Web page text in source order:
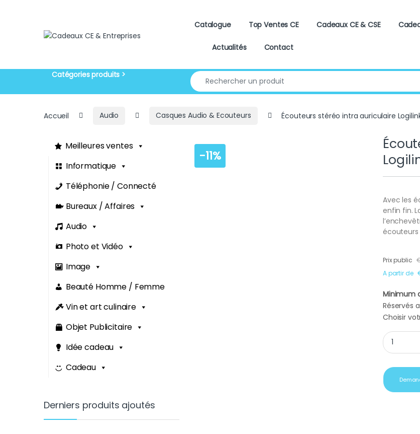
Catalogue
Top Ventes CE Cadeaux CE & CSE
Actualités Contact
Search for:
Accueil Audio Casques Audio & Ecouteurs Écouteurs stéréo intra auriculaire
-11%
Avec les
enfin fin.
écouteurs
Prix public
A partir de
Minimum
Réservés
Choisir
Meilleures ventes
Informatique
Téléphonie / Connecté
Bureaux / Affaires
Audio
Photo et Vidéo
Image
Beauté Homme / Femme
Vin et art culinaire
Objet Publicitaire
Idée cadeau
Cadeau
Derniers produits ajoutés